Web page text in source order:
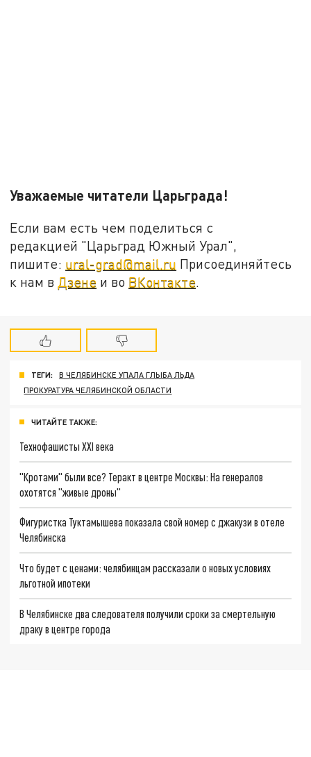
Уважаемые читатели Царьграда!
Если вам есть чем поделиться с
редакцией "Царьград Южный Урал",
пишите: ural-grad@mail.ru Присоединяйтесь
к нам в Дзене и во ВКонтакте.
ТЕГИ:
В ЧЕЛЯБИНСКЕ УПАЛА ГЛЫБА ЛЬДА
ПРОКУРАТУРА ЧЕЛЯБИНСКОЙ ОБЛАСТИ
ЧИТАЙТЕ ТАКЖЕ:
Технофашисты XXI века
"Кротами" были все? Теракт в центре Москвы: На генералов
охотятся "живые дроны"
Фигуристка Туктамышева показала свой номер с джакузи в отеле
Челябинска
Что будет с ценами: челябинцам рассказали о новых условиях
льготной ипотеки
В Челябинске два следователя получили сроки за смертельную
драку в центре города